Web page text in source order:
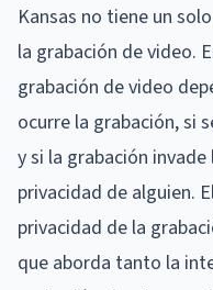
Kansas no tiene un
la grabación de video.
grabación de video
ocurre la grabación, si
y si la grabación
privacidad de alguien.
privacidad de la
que aborda tanto la